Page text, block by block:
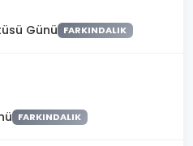
Günü FARKINDALIK
FARKINDALIK